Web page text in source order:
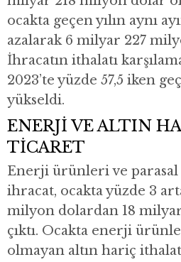
ocakta geçen yılın aynı
azalarak 6 milyar 227
İhracatın ithalatı
2023’te yüzde 57,5 iken
yükseldi.
ENERJİ VE ALTIN
TİCARET
Enerji ürünleri ve parasal
ihracat, ocakta yüzde 3
milyon dolardan 18
çıktı. Ocakta enerji
olmayan altın hariç